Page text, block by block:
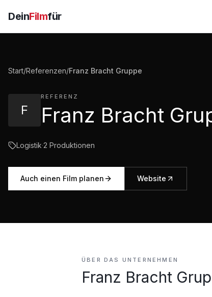
DeinFilmfür
Start/Referenzen/Franz Bracht Gruppe
F
REFERENZ
Franz Bracht
Logistik·2 Produktionen
Auch einen Film planen Website
ÜBER DAS UNTERNEHMEN
Franz Bracht